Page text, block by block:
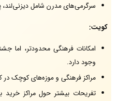
سرگرمی‌های مدرن شامل
کویت:
امکانات فرهنگی محدودتر، اما
وجود دارد.
مراکز فرهنگی و موزه‌های کوچک
تفریحات بیشتر حول مراکز